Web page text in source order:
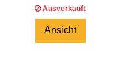
Ausverkauft
Ansicht